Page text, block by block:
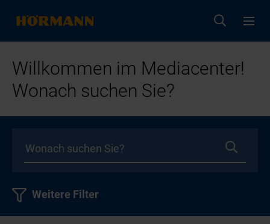
Willkommen im Mediacenter!
Wonach suchen Sie?
Weitere Filter